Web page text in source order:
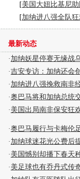
[美国大妞比基尼
[加纳进八强全队狂
最新动态
· 加纳妖星停赛无缘战
·吉安专访：加纳还会
· 加纳进八强挽救南非
·奥巴马将和加纳总统
· 美国出局南非保安狂
·奥巴马履行与卡梅伦
· 加纳球迷花光公费后
· 美国憾别却播下春天
· 美足球也有乔丹式传